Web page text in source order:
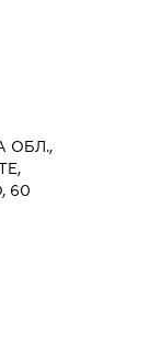
ОБЛ.,
60